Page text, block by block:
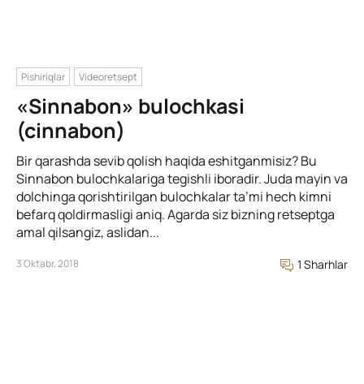
Pishiriqlar Videoretsept
«Sinnabon» bulochkasi
(cinnabon)
Bir qarashda sevib qolish haqida eshitganmisiz? Bu
Sinnabon bulochkalariga tegishli iboradir. Juda mayin va
dolchinga qorishtirilgan bulochkalar ta’mi hech kimni
befarq qoldirmasligi aniq. Agarda siz bizning retseptga
amal qilsangiz, aslidan...
3 Oktabr, 2018 1 Sharhlar